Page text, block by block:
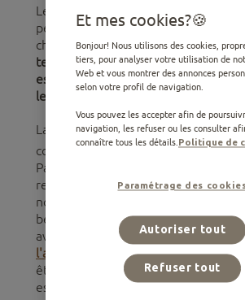
Les raisons qui expliquent pourquoi
personnes décident de partager
chien sont multiples.Pour
tendance répandueparmi les pet-
essentiel d'explorer la nature de la
les êtres humains et leurs chiens
La plupart des pet-parents
comme un membre à part entière
Par sa présence et sa compagnie au
ressentent une forme de soutien
notamment
beaucoup, le contact physique et les
avec un chien sont des antidotes au
l'anxiété
, contribuant ainsi à
être général2. Ce soutien
essentiel, surtout lorsque le cercle
Et mes cookies?
Bonjour! Nous utilisons des cookies,
tiers, pour analyser votre utilisation de
Web et vous montrer des annonces
selon votre profil de navigation.
Vous pouvez les accepter afin de
navigation, les refuser ou les consulter
connaître tous les détails.Politique de
Paramétrage des
Refuser tout
Autoriser tout